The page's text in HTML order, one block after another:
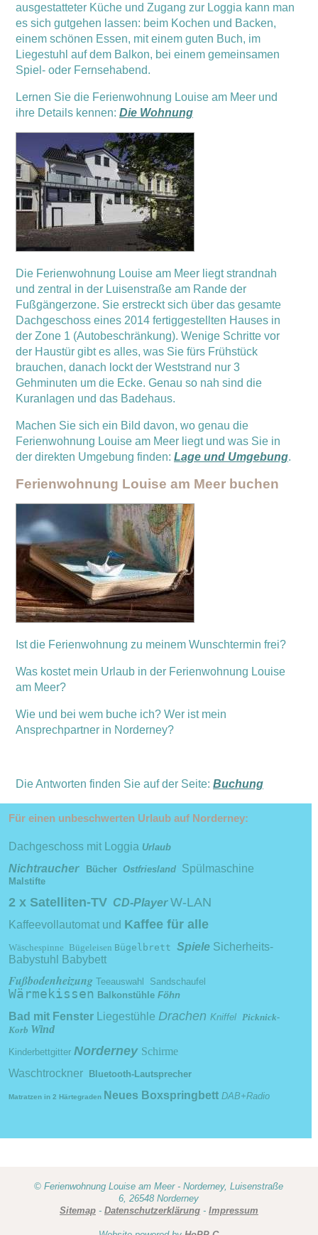
ausgestatteter Küche und Zugang zur Loggia kann man
es sich gutgehen lassen: beim Kochen und Backen,
einem schönen Essen, mit einem guten Buch, im
Liegestuhl auf dem Balkon, bei einem gemeinsamen
Spiel- oder Fernsehabend.
Lernen Sie die Ferienwohnung Louise am Meer und
ihre Details kennen: Die Wohnung
Die Ferienwohnung Louise am Meer liegt strandnah
und zentral in der Luisenstraße am Rande der
Fußgängerzone. Sie erstreckt sich über das gesamte
Dachgeschoss eines 2014 fertiggestellten Hauses in
der Zone 1 (Autobeschränkung). Wenige Schritte vor
der Haustür gibt es alles, was Sie fürs Frühstück
brauchen, danach lockt der Weststrand nur 3
Gehminuten um die Ecke. Genau so nah sind die
Kuranlagen und das Badehaus.
Machen Sie sich ein Bild davon, wo genau die
Ferienwohnung Louise am Meer liegt und was Sie in
der direkten Umgebung finden: Lage und Umgebung.
Ferienwohnung Louise am Meer buchen
Ist die Ferienwohnung zu meinem Wunschtermin frei?
Was kostet mein Urlaub in der Ferienwohnung Louise
am Meer?
Wie und bei wem buche ich? Wer ist mein
Ansprechpartner in Norderney?
Die Antworten finden Sie auf der Seite: Buchung
Für einen unbeschwerten Urlaub auf Norderney:
Dachgeschoss mit Loggia Urlaub
Nichtraucher Bücher Ostfriesland Spülmaschine
Malstifte
2 x Satelliten-TV CD-PlayerW-LAN
Kaffeevollautomat und Kaffee für alle
Wäschespinne Bügeleisen Bügelbrett Spiele Sicherheits-
Babystuhl
Babybett
Fußbodenheizung Teeauswahl Sandschaufel
Wärmekissen Balkonstühle Föhn
Bad mit Fenster Liegestühle Drachen Kniffel Picknick-
Korb Wind
Kinderbettgitter Norderney Schirme
Waschtrockner
Bluetooth-Lautsprecher
Matratzen in 2 Härtegraden Neues Boxspringbett DAB+Radio
© Ferienwohnung Louise am Meer - Norderney, Luisenstraße
6, 26548 Norderney
Sitemap- Datenschutzerklärung- Impressum